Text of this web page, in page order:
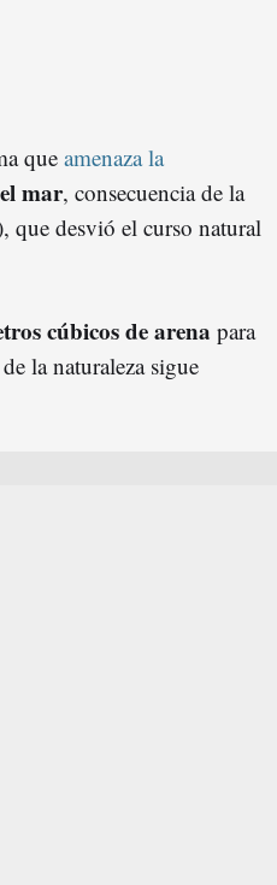
que amenaza la
mar, consecuencia de la
que desvió el curso natural
cúbicos de arena para
la naturaleza sigue